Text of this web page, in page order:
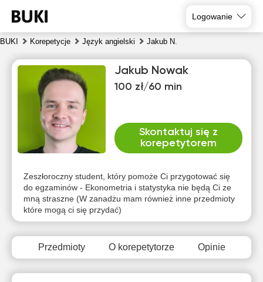
Logowanie
BUKI Korepetycje Język angielski Jakub N.
Jakub Nowak
100 zł/60 min
Skontaktuj się z
korepetytorem
Zeszłoroczny student, który pomoże Ci przygotować się
do egzaminów - Ekonometria i statystyka nie będą Ci ze
mną straszne (W zanadżu mam również inne przedmioty
które mogą ci się przydać)
Przedmioty O korepetytorze Opinie
7
8
9
10
11
12
17:00
18:00
18:30
Brak
dostępnych
terminów
Brak
dostępnych
terminów
Brak
terminów
Brak
terminów
Brak
dostępnych
terminów